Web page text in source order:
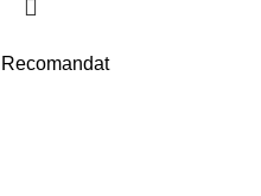
Recomandat